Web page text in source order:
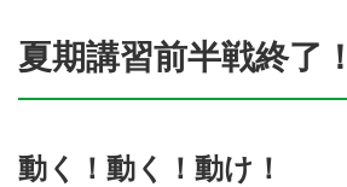
夏期講習前半戦終了！
動く！動く！動け！